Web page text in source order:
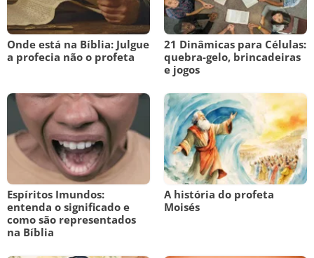
Onde está na Bíblia: Julgue
a profecia não o profeta
21 Dinâmicas para Células:
quebra-gelo, brincadeiras
e jogos
Espíritos Imundos:
entenda o significado e
como são representados
na Bíblia
A história do profeta
Moisés